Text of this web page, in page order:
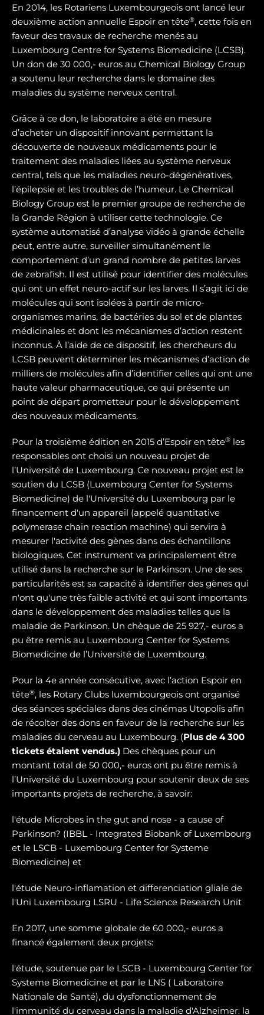
En 2014, les Rotariens Luxembourgeois ont lancé leur
deuxième action annuelle Espoir en tête®, cette fois en
faveur des travaux de recherche menés au
Luxembourg Centre for Systems Biomedicine (LCSB).
Un don de 30 000,- euros au Chemical Biology Group
a soutenu leur recherche dans le domaine des
maladies du système nerveux central.
Grâce à ce don, le laboratoire a été en mesure
d’acheter un dispositif innovant permettant la
découverte de nouveaux médicaments pour le
traitement des maladies liées au système nerveux
central, tels que les maladies neuro-dégénératives,
l’épilepsie et les troubles de l’humeur. Le Chemical
Biology Group est le premier groupe de recherche de
la Grande Région à utiliser cette technologie. Ce
système automatisé d’analyse vidéo à grande échelle
peut, entre autre, surveiller simultanément le
comportement d’un grand nombre de petites larves
de zebrafish. Il est utilisé pour identifier des molécules
qui ont un effet neuro-actif sur les larves. Il s’agit ici de
molécules qui sont isolées à partir de micro-
organismes marins, de bactéries du sol et de plantes
médicinales et dont les mécanismes d’action restent
inconnus. À l’aide de ce dispositif, les chercheurs du
LCSB peuvent déterminer les mécanismes d’action de
milliers de molécules afin d’identifier celles qui ont une
haute valeur pharmaceutique, ce qui présente un
point de départ prometteur pour le développement
des nouveaux médicaments.
Pour la troisième édition en 2015 d’Espoir en tête® les
responsables ont choisi un nouveau projet de
l’Université de Luxembourg. Ce nouveau projet est le
soutien du LCSB (Luxembourg Center for Systems
Biomedicine) de l'Université du Luxembourg par le
financement d'un appareil (appelé quantitative
polymerase chain reaction machine) qui servira à
mesurer l'activité des gènes dans des échantillons
biologiques. Cet instrument va principalement être
utilisé dans la recherche sur le Parkinson. Une de ses
particularités est sa capacité à identifier des gènes qui
n'ont qu'une très faible activité et qui sont importants
dans le développement des maladies telles que la
maladie de Parkinson. Un chèque de 25 927,- euros a
pu être remis au Luxembourg Center for Systems
Biomedicine de l’Université de Luxembourg.
Pour la 4e année consécutive, avec l’action Espoir en
tête®, les Rotary Clubs luxembourgeois ont organisé
des séances spéciales dans des cinémas Utopolis afin
de récolter des dons en faveur de la recherche sur les
maladies du cerveau au Luxembourg. (Plus de 4 300
tickets étaient vendus.) Des chèques pour un
montant total de 50 000,- euros ont pu être remis à
l’Université du Luxembourg pour soutenir deux de ses
importants projets de recherche, à savoir:
l'étude Microbes in the gut and nose - a cause of
Parkinson? (IBBL - Integrated Biobank of Luxembourg
et le LSCB - Luxembourg Center for Systeme
Biomedicine) et
l'étude Neuro-inflamation et differenciation gliale de
l'Uni Luxembourg LSRU - Life Science Research Unit
En 2017, une somme globale de 60 000,- euros a
financé également deux projets:
l'étude, soutenue par le LSCB - Luxembourg Center for
Systeme Biomedicine et par le LNS ( Laboratoire
Nationale de Santé), du dysfonctionnement de
l'immunité du cerveau dans la maladie d'Alzheimer: la